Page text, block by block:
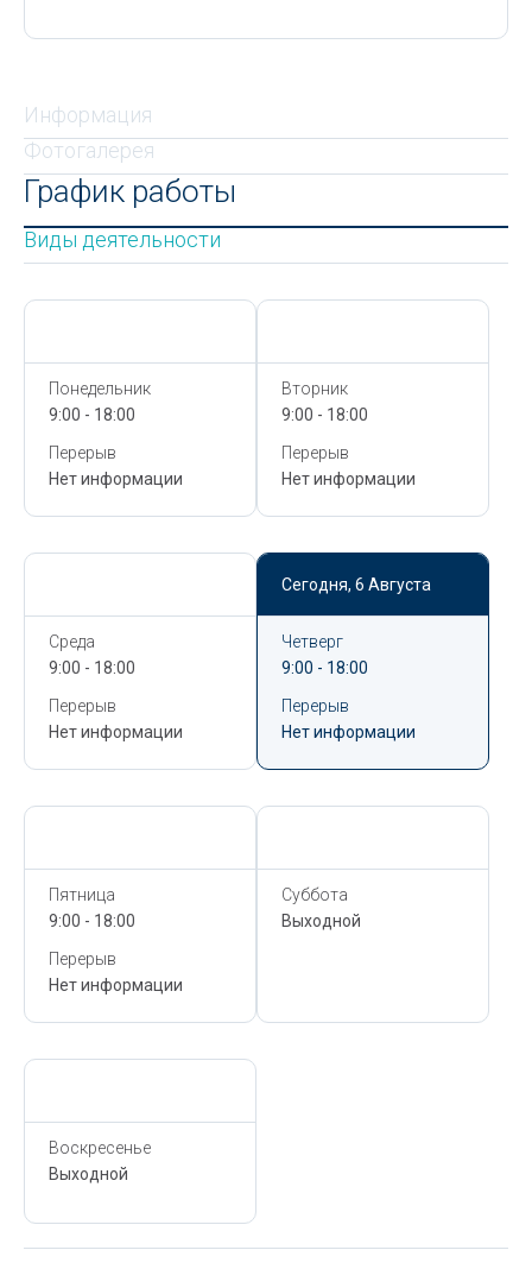
Информация
Фотогалерея
График работы
Виды деятельности
Понедельник
9:00 - 18:00
Перерыв
Нет информации
Вторник
9:00 - 18:00
Перерыв
Нет информации
Среда
9:00 - 18:00
Перерыв
Нет информации
Сегодня, 6 Августа
Четверг
9:00 - 18:00
Перерыв
Нет информации
Пятница
9:00 - 18:00
Перерыв
Нет информации
Суббота
Выходной
Воскресенье
Выходной